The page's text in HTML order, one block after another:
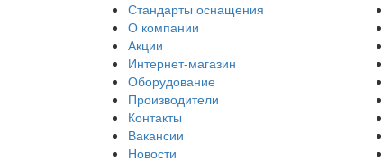
Стандарты оснащения
О компании
Акции
Интернет-магазин
Оборудование
Производители
Контакты
Вакансии
Новости